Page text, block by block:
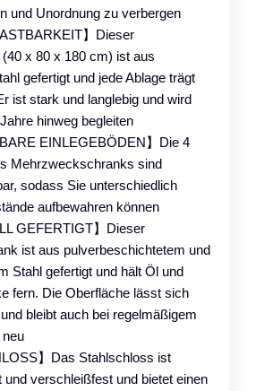
und Unordnung zu verbergen
】Dieser
x 80 x 180 cm) ist aus
gefertigt und jede Ablage trägt
ist stark und langlebig und wird
hinweg begleiten
EINLEGEBÖDEN】Die 4
Mehrzweckschranks sind
sodass Sie unterschiedlich
aufbewahren können
GEFERTIGT】Dieser
ist aus pulverbeschichtetem und
Stahl gefertigt und hält Öl und
fern. Die Oberfläche lässt sich
bleibt auch bei regelmäßigem
】Das Stahlschloss ist
und verschleißfest und bietet einen